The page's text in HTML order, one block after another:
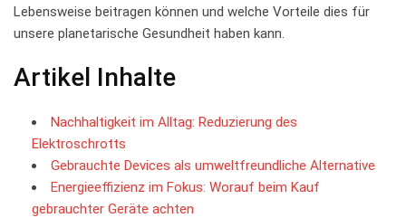
Lebensweise beitragen können und​ welche Vorteile dies für
unsere planetarische Gesundheit haben kann.
Artikel Inhalte
Nachhaltigkeit im ‍Alltag: Reduzierung ⁣des
Elektroschrotts
Gebrauchte Devices als umweltfreundliche Alternative
Energieeffizienz im Fokus: Worauf beim Kauf
gebrauchter Geräte achten